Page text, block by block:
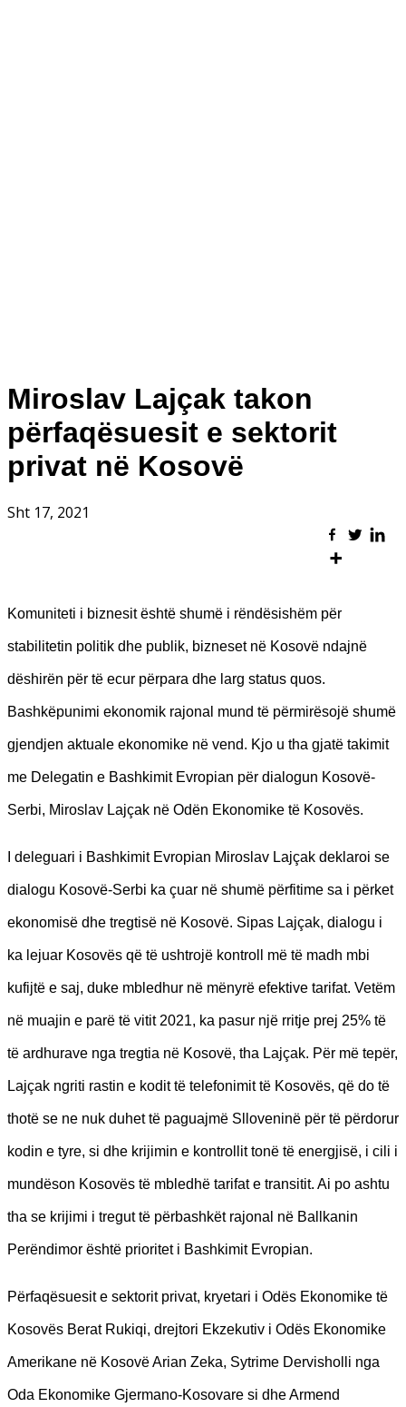
Miroslav Lajçak takon
përfaqësuesit e sektorit
privat në Kosovë
Sht 17, 2021
Komuniteti i biznesit është shumë i rëndësishëm për
stabilitetin politik dhe publik, bizneset në Kosovë ndajnë
dëshirën për të ecur përpara dhe larg status quos.
Bashkëpunimi ekonomik rajonal mund të përmirësojë shumë
gjendjen aktuale ekonomike në vend. Kjo u tha gjatë takimit
me Delegatin e Bashkimit Evropian për dialogun Kosovë-
Serbi, Miroslav Lajçak në Odën Ekonomike të Kosovës.
I deleguari i Bashkimit Evropian Miroslav Lajçak deklaroi se
dialogu Kosovë-Serbi ka çuar në shumë përfitime sa i përket
ekonomisë dhe tregtisë në Kosovë. Sipas Lajçak, dialogu i
ka lejuar Kosovës që të ushtrojë kontroll më të madh mbi
kufijtë e saj, duke mbledhur në mënyrë efektive tarifat. Vetëm
në muajin e parë të vitit 2021, ka pasur një rritje prej 25% të
të ardhurave nga tregtia në Kosovë, tha Lajçak. Për më tepër,
Lajçak ngriti rastin e kodit të telefonimit të Kosovës, që do të
thotë se ne nuk duhet të paguajmë Slloveninë për të përdorur
kodin e tyre, si dhe krijimin e kontrollit tonë të energjisë, i cili i
mundëson Kosovës të mbledhë tarifat e transitit. Ai po ashtu
tha se krijimi i tregut të përbashkët rajonal në Ballkanin
Perëndimor është prioritet i Bashkimit Evropian.
Përfaqësuesit e sektorit privat, kryetari i Odës Ekonomike të
Kosovës Berat Rukiqi, drejtori Ekzekutiv i Odës Ekonomike
Amerikane në Kosovë Arian Zeka, Sytrime Dervisholli nga
Oda Ekonomike Gjermano-Kosovare si dhe Armend